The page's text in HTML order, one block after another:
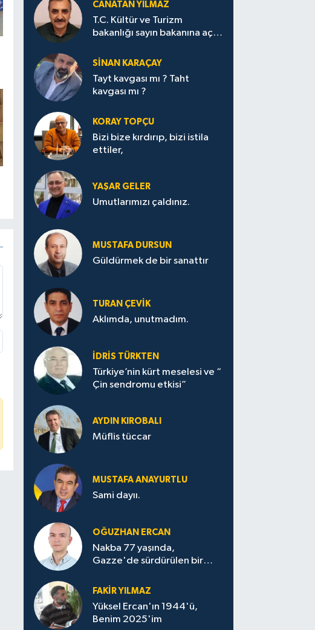
CANATAN YILMAZ
T.C. Kültür ve Turizm
bakanlığı sayın bakanına açık
SİNAN KARAÇAY
Tayt kavgası mı ? Taht
kavgası mı ?
KORAY TOPÇU
Bizi bize kırdırıp, bizi istila
ettiler,
YAŞAR GELER
Umutlarımızı çaldınız.
MUSTAFA DURSUN
Güldürmek de bir sanattır
TURAN ÇEVİK
Aklımda, unutmadım.
İDRİS TÜRKTEN
Türkiye’nin kürt meselesi ve “
Çin sendromu etkisi”
AYDIN KIROBALI
Müflis tüccar
MUSTAFA ANAYURTLU
Sami dayıı.
OĞUZHAN ERCAN
Nakba 77 yaşında,
Gazze'de sürdürülen bir
FAKİR YILMAZ
Yüksel Ercan'ın 1944'ü,
Benim 2025'im